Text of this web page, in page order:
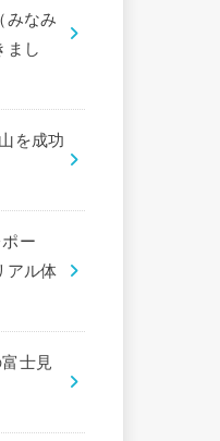
みなみ
まし
を成功
ポー
アル体
富士見